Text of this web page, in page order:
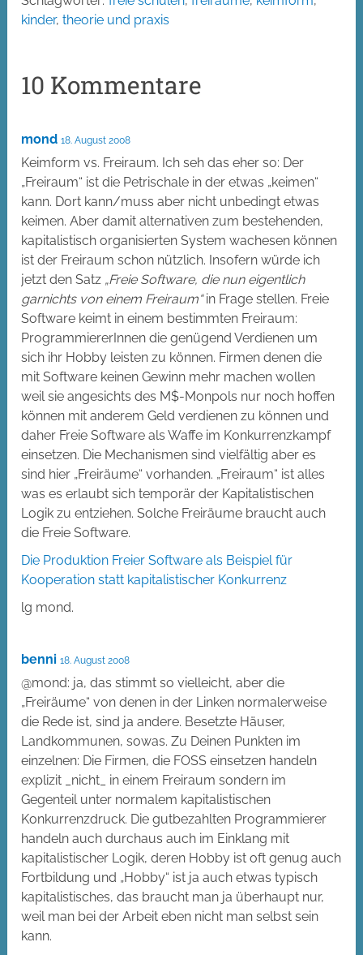
kinder,theorie und praxis
10 Kommentare
mond 18. August 2008
Keimform vs. Freiraum. Ich seh das eher so: Der
„Freiraum“ ist die Petrischale in der etwas „keimen“
kann. Dort kann/muss aber nicht unbedingt etwas
keimen. Aber damit alternativen zum bestehenden,
kapitalistisch organisierten System wachesen können
ist der Freiraum schon nützlich. Insofern würde ich
jetzt den Satz „Freie Software, die nun eigentlich
garnichts von einem Freiraum“in Frage stellen. Freie
Software keimt in einem bestimmten Freiraum:
ProgrammiererInnen die genügend Verdienen um
sich ihr Hobby leisten zu können. Firmen denen die
mit Software keinen Gewinn mehr machen wollen
weil sie angesichts des M$-Monpols nur noch hoffen
können mit anderem Geld verdienen zu können und
daher Freie Software als Waffe im Konkurrenzkampf
einsetzen. Die Mechanismen sind vielfältig aber es
sind hier „Freiräume“ vorhanden. „Freiraum“ ist alles
was es erlaubt sich temporär der Kapitalistischen
Logik zu entziehen. Solche Freiräume braucht auch
die Freie Software.
Die Produktion Freier Software als Beispiel für
Kooperation statt kapitalistischer Konkurrenz
lg mond.
benni 18. August 2008
@mond: ja, das stimmt so vielleicht, aber die
„Freiräume“ von denen in der Linken normalerweise
die Rede ist, sind ja andere. Besetzte Häuser,
Landkommunen, sowas. Zu Deinen Punkten im
einzelnen: Die Firmen, die FOSS einsetzen handeln
explizit _nicht_ in einem Freiraum sondern im
Gegenteil unter normalem kapitalistischen
Konkurrenzdruck. Die gutbezahlten Programmierer
handeln auch durchaus auch im Einklang mit
kapitalistischer Logik, deren Hobby ist oft genug auch
Fortbildung und „Hobby“ ist ja auch etwas typisch
kapitalistisches, das braucht man ja überhaupt nur,
weil man bei der Arbeit eben nicht man selbst sein
kann.